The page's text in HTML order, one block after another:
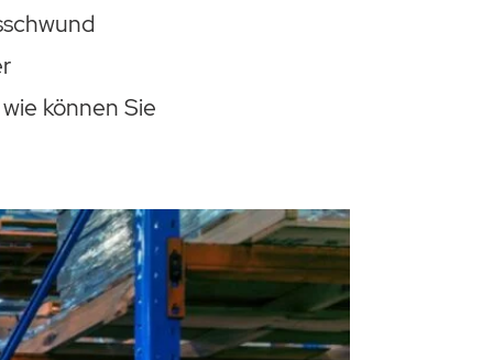
können Sie